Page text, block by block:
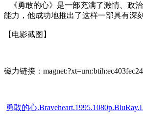
《勇敢的心》是一部充满了激情、政
能力，他成功地推出了这样一部具有深
【电影截图】
磁力链接：
勇敢的心